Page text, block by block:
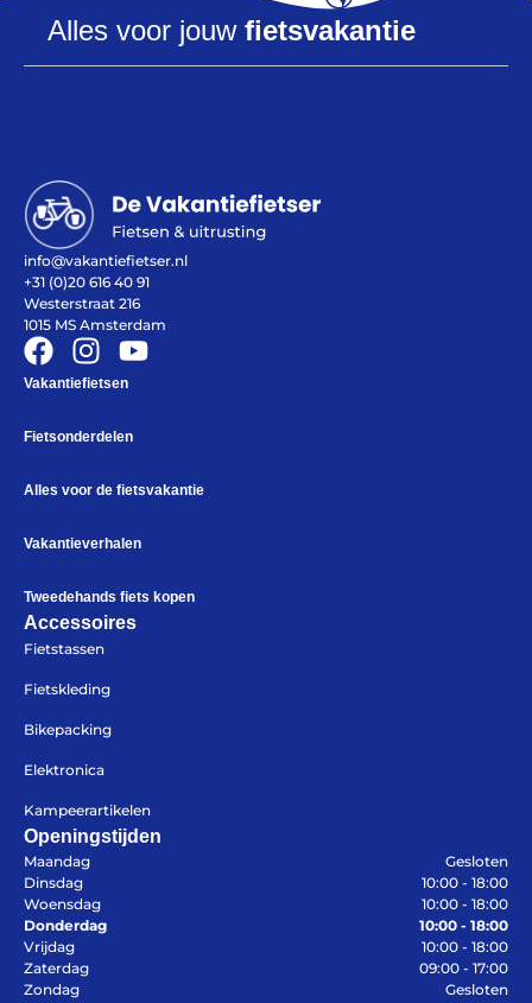
Alles voor de fietsvakantie
Paklijst
Bikepacking
Fiets in vliegtuig vervoeren
Navigatie en USB opladers
Cursussen en lezingen
Webshop
Help mij bijhet
Maak een afspraak
Contact
De winkel
Blog
Alles voor jouw fietsvakantie
info@vakantiefietser.nl
+31 (0)20 616 40 91
Westerstraat 216
1015 MS Amsterdam
Vakantiefietsen
Fietsonderdelen
Alles voor de fietsvakantie
Vakantieverhalen
Tweedehands fiets kopen
Accessoires
Fietstassen
Fietskleding
Bikepacking
Elektronica
Kampeerartikelen
Openingstijden
Maandag
Gesloten
Dinsdag
10:00 - 18:00
Woensdag
10:00 - 18:00
Donderdag
10:00 - 18:00
Vrijdag
10:00 - 18:00
Zaterdag
09:00 - 17:00
Zondag
Gesloten